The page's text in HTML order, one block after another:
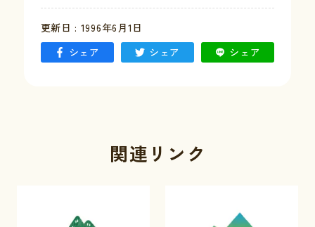
更新日 : 1996年6月1日
シェア
シェア シェア
関連リンク
例規集